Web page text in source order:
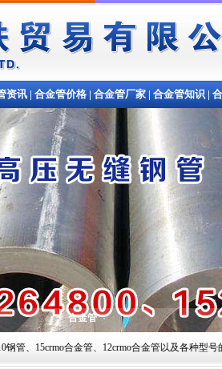
资讯 | 合金管价格 | 合金管厂家 | 合金管知识 |
合金管
、15crmo合金管、12crmo合金管以及各种型